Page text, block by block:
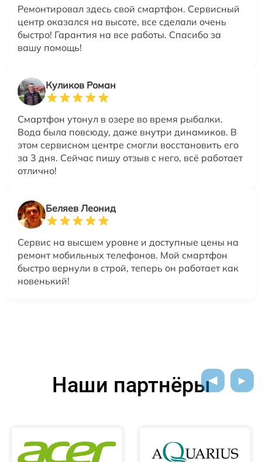
Ремонтировал здесь свой смартфон. Сервисный
центр оказался на высоте, все сделали очень
быстро! Гарантия на все работы. Спасибо за
вашу помощь!
Куликов Роман
Смартфон утонул в озере во время рыбалки.
Вода была повсюду, даже внутри динамиков. В
этом сервисном центре смогли восстановить его
за 3 дня. Сейчас пишу отзыв с него, всё работает
отлично!
Беляев Леонид
Сервис на высшем уровне и доступные цены на
ремонт мобильных телефонов. Мой смартфон
быстро вернули в строй, теперь он работает как
новенький!
Наши партнёры